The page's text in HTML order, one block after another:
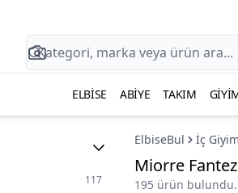
ELBISE ABIYE TAKIM
117
ElbiseBul İç Giyim
Miorre
195 ürün bulundu.